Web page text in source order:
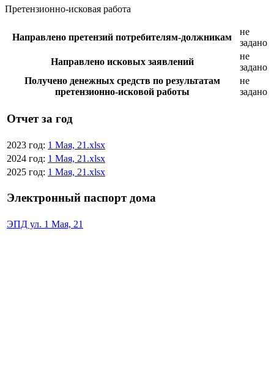
Претензионно-исковая работа
Направлено претензий потребителям-должникам
не
задано
Направлено исковых заявлений
не
задано
Получено денежных средств по результатам
претензионно-исковой работы
не
задано
Отчет за год
2023 год: 1 Мая, 21.xlsx
2024 год: 1 Мая, 21.xlsx
2025 год: 1 Мая, 21.xlsx
Электронный паспорт дома
ЭПД ул. 1 Мая, 21